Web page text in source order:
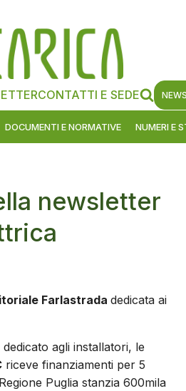
CONTATTI E SEDE
DOCUMENTI E NORMATIVE NUMERI E
newsletter
Farlastrada dedicata ai
agli installatori, le
riceve finanziamenti per 5
Puglia stanzia 600mila